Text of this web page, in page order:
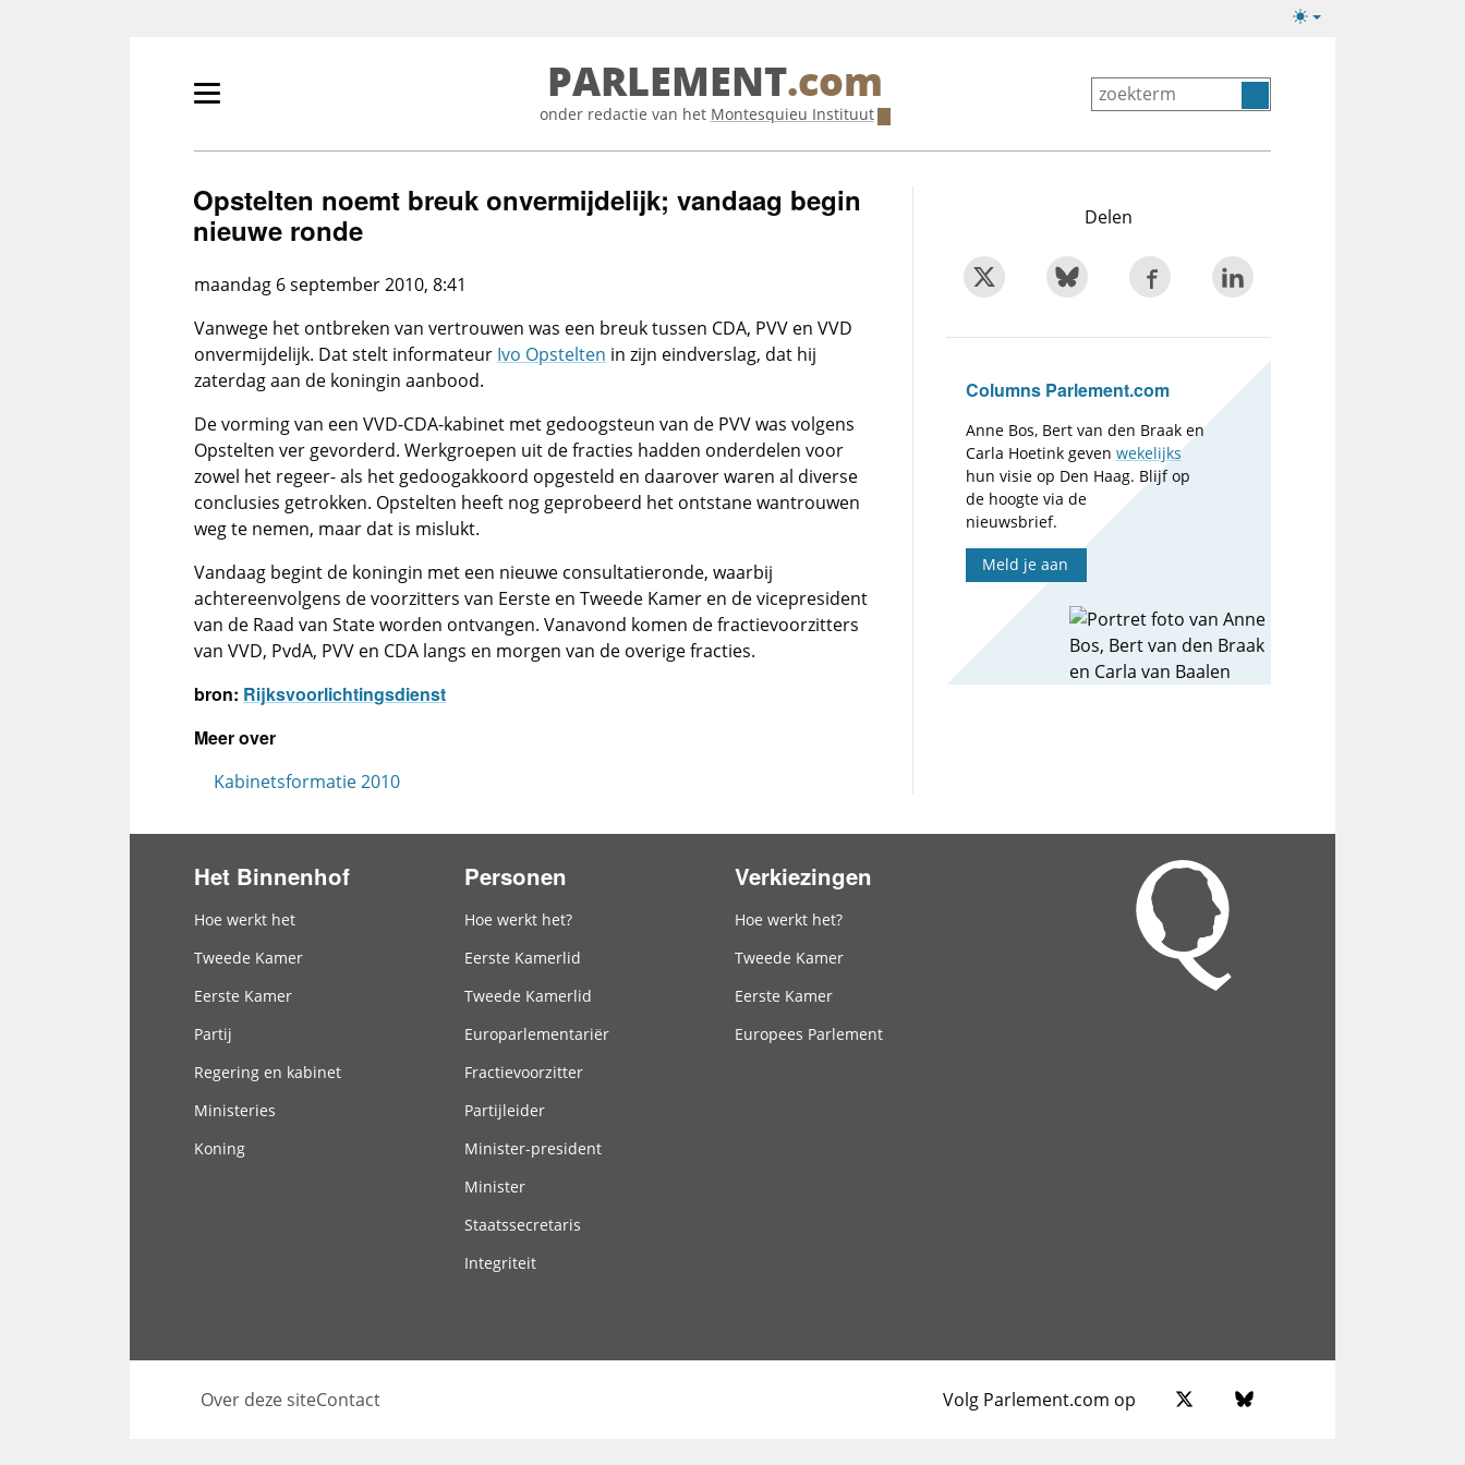
Lichte/donkere
Primair
tonen/verbergen
PARLEMENT.com
onder redactie van het Montesquieu Instituut
Opstelten noemt breuk onvermijdelijk; vandaag begin
nieuwe ronde
maandag 6 september 2010, 8:41
Vanwege het ontbreken van vertrouwen was een breuk tussen CDA, PVV en VVD
onvermijdelijk. Dat stelt informateur Ivo Opstelten in zijn eindverslag, dat hij
zaterdag aan de koningin aanbood.
De vorming van een VVD-CDA-kabinet met gedoogsteun van de PVV was volgens
Opstelten ver gevorderd. Werkgroepen uit de fracties hadden onderdelen voor
zowel het regeer- als het gedoogakkoord opgesteld en daarover waren al diverse
conclusies getrokken. Opstelten heeft nog geprobeerd het ontstane wantrouwen
weg te nemen, maar dat is mislukt.
Vandaag begint de koningin met een nieuwe consultatieronde, waarbij
achtereenvolgens de voorzitters van Eerste en Tweede Kamer en de vicepresident
van de Raad van State worden ontvangen. Vanavond komen de fractievoorzitters
van VVD, PvdA, PVV en CDA langs en morgen van de overige fracties.
bron: Rijksvoorlichtingsdienst
Meer over
Kabinetsformatie 2010
Delen
Columns Parlement.com
Anne Bos, Bert van den Braak en
Carla Hoetink gevenwekelijks
hun visie op Den Haag. Blijf op
de hoogte via de
nieuwsbrief.
Meld je aan
Het Binnenhof
Hoe werkt het
Tweede Kamer
Eerste Kamer
Partij
Regering en kabinet
Ministeries
Koning
Personen
Hoe werkt het?
Eerste Kamerlid
Tweede Kamerlid
Europarlementariër
Fractievoorzitter
Partijleider
Minister-president
Minister
Staatssecretaris
Integriteit
Verkiezingen
Hoe werkt het?
Tweede Kamer
Eerste Kamer
Europees Parlement
Over deze siteContact Volg Parlement.com op